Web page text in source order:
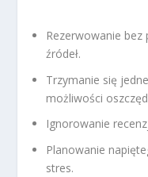
Rezerwowanie
źródeł.
Trzymanie się
możliwości
Ignorowanie
Planowanie
stres.